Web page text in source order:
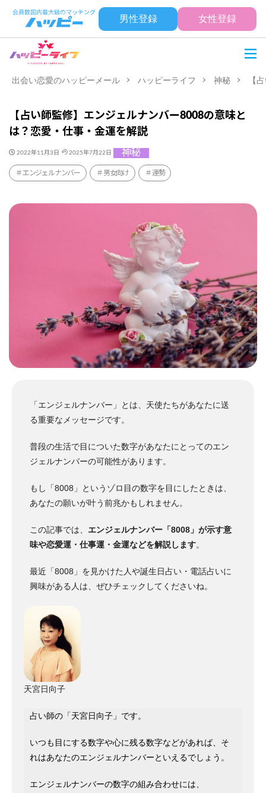
男性登録 女性登録
出会い恋愛のハッピーメール ハッピーライフ 神秘 【
【占い師監修】エンジェルナンバー8008の意味と
は？恋愛・仕事・金運を解説
2022年11月3日 2025年7月22日 神秘
エンジェルナンバー 男女向け 運勢
「エンジェルナンバー」とは、天使たちがあなたに送
る重要なメッセージです。
普段の生活で目についた数字があなたにとってのエン
ジェルナンバーの可能性があります。
もし「8008」というゾロ目の数字を目にしたときは、
あなたの願いが叶う前兆かもしれません。
この記事では、 エンジェルナンバー「8008」が示す意
味や恋愛運・仕事運・金運などを解説します。
最近「8008」を見かけた人や誕生日占い・電話占いに
興味がある人は、ぜひチェックしてくださいね。
天宮日向子
占い師の「天宮日向子」です。
いつも目にする数字や心に残る数字などがあれば、そ
れはあなたのエンジェルナンバーといえるでしょう。
エンジェルナンバーの数字の組み合わせには、